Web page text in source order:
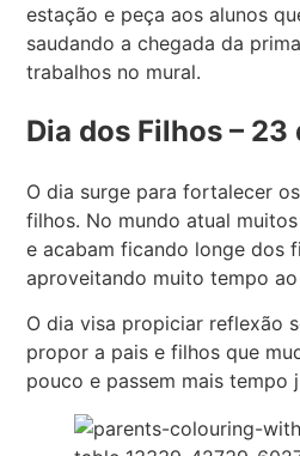
estação e peça aos alunos
saudando a chegada da
trabalhos no mural.
Dia dos Filhos – 23
O dia surge para fortalecer
filhos. No mundo atual
e acabam ficando longe dos
aproveitando muito tempo
O dia visa propiciar reflexão
propor a pais e filhos que
pouco e passem mais tempo